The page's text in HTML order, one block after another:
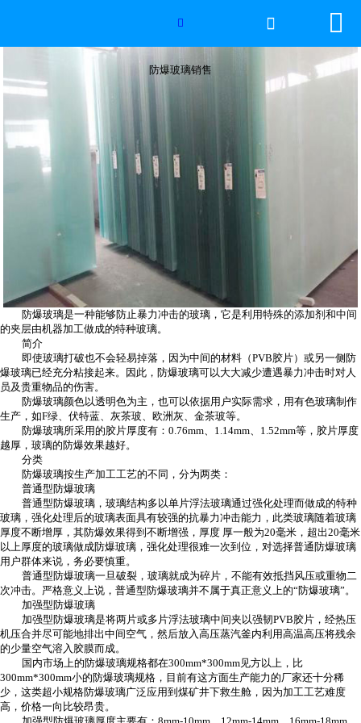
网站首页
世界杯官方网页版
新闻中心
工程案例
联系我们

防爆玻璃销售
 
防爆玻璃是一种能够防止暴力冲击的玻璃，它是利用特殊的添加剂和中间
的夹层由机器加工做成的特种玻璃。
简介
即使玻璃打破也不会轻易掉落，因为中间的材料（PVB胶片）或另一侧防
爆玻璃已经充分粘接起来。因此，防爆玻璃可以大大减少遭遇暴力冲击时对人
员及贵重物品的伤害。
防爆玻璃颜色以透明色为主，也可以依据用户实际需求，用有色玻璃制作
生产，如F绿、伏特蓝、灰茶玻、欧洲灰、金茶玻等。
防爆玻璃所采用的胶片厚度有：0.76mm、1.14mm、1.52mm等，胶片厚度
越厚，玻璃的防爆效果越好。
分类
防爆玻璃按生产加工工艺的不同，分为两类：
普通型防爆玻璃
普通型防爆玻璃，玻璃结构多以单片浮法玻璃通过强化处理而做成的特种
玻璃，强化处理后的玻璃表面具有较强的抗暴力冲击能力，此类玻璃随着玻璃
厚度不断增厚，其防爆效果得到不断增强，厚度 厚一般为20毫米，超出20毫米
以上厚度的玻璃做成防爆玻璃，强化处理很难一次到位，对选择普通防爆玻璃
用户群体来说，务必要慎重。
普通型防爆玻璃一旦破裂，玻璃就成为碎片，不能有效抵挡风压或重物二
次冲击。严格意义上说，普通型防爆玻璃并不属于真正意义上的“防爆玻璃”。
加强型防爆玻璃
加强型防爆玻璃是将两片或多片浮法玻璃中间夹以强韧PVB胶片，经热压
机压合并尽可能地排出中间空气，然后放入高压蒸汽釜内利用高温高压将残余
的少量空气溶入胶膜而成。
国内市场上的防爆玻璃规格都在300mm*300mm见方以上，比
300mm*300mm小的防爆玻璃规格，目前有这方面生产能力的厂家还十分稀
少，这类超小规格防爆玻璃广泛应用到煤矿井下救生舱，因为加工工艺难度
高，价格一向比较昂贵。